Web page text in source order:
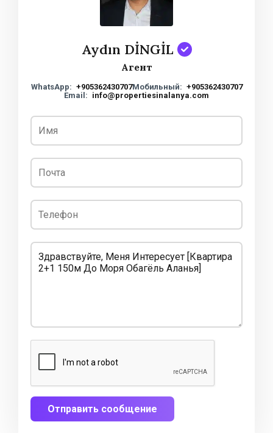
Aydın DİNGİL
Агент
WhatsApp: +905362430707Мобильный: +905362430707
Email: info@propertiesinalanya.com
Отправить сообщение